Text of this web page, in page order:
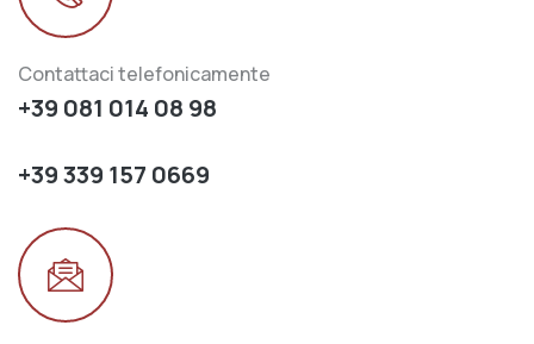
Contattaci telefonicamente
+39 081 014 08 98
+39 339 157 0669